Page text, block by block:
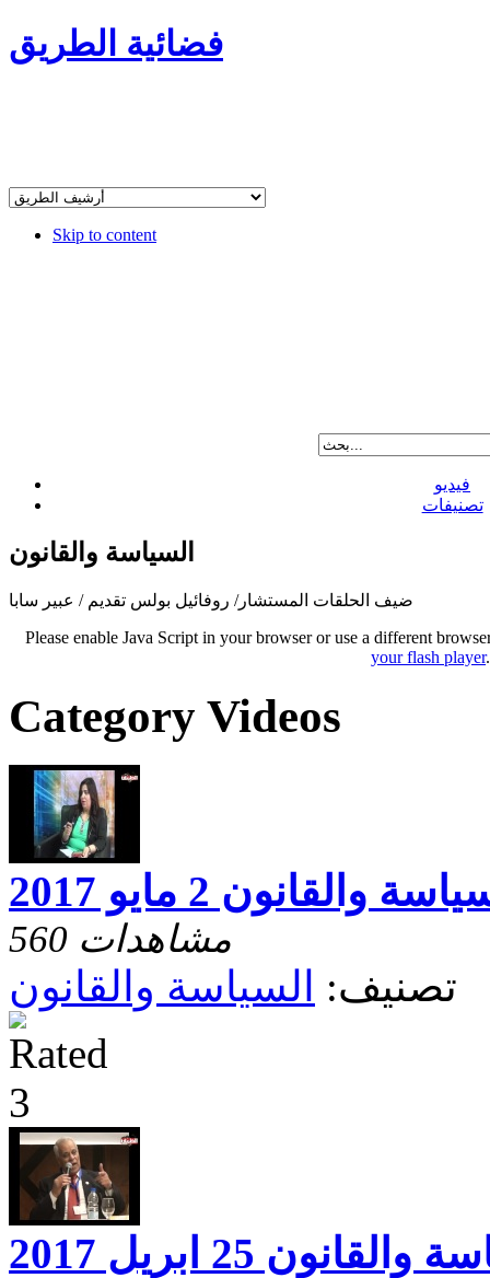
فضائية الطريق
Skip to content
فيديو
تصنيفات
السياسة والقانون
ضيف الحلقات المستشار/ روفائيل بولس تقديم / عبير سابا
Please enable Java Script in your browser or use a different
your flash player.
Category Videos
والقانون 2 مايو 2017
560 مشاهدات
تصنيف: السياسة والقانون
25 ابريل 2017